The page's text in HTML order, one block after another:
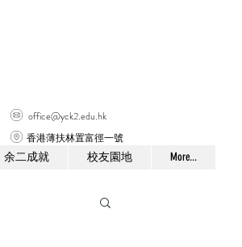
office@yck2.edu.hk
香港薄扶林置富徑一號
余二成就 校友園地 More...